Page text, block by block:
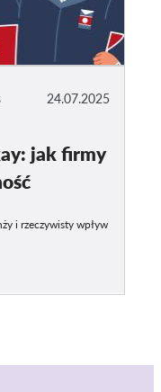
24.07.2025
jak firmy
i rzeczywisty wpływ